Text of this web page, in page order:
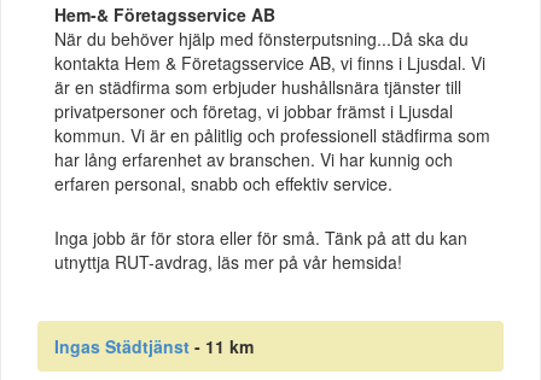
Hem-& Företagsservice AB
När du behöver hjälp med fönsterputsning...Då ska du
kontakta Hem & Företagsservice AB, vi finns i Ljusdal. Vi
är en städfirma som erbjuder hushållsnära tjänster till
privatpersoner och företag, vi jobbar främst i Ljusdal
kommun. Vi är en pålitlig och professionell städfirma som
har lång erfarenhet av branschen. Vi har kunnig och
erfaren personal, snabb och effektiv service.
Inga jobb är för stora eller för små. Tänk på att du kan
utnyttja RUT-avdrag, läs mer på vår hemsida!
Ingas Städtjänst - 11 km